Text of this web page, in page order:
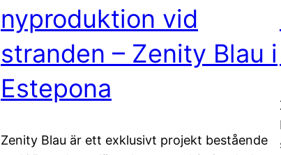
nyproduktion vid
stranden – Zenity Blau i
Estepona
Zenity Blau är ett exklusivt projekt bestående